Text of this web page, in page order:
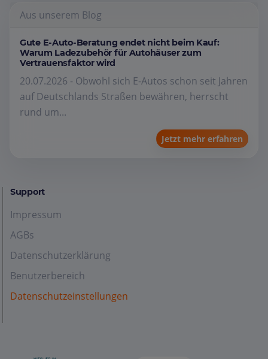
Aus unserem Blog
Gute E-Auto-Beratung endet nicht beim Kauf:
Warum Ladezubehör für Autohäuser zum
Vertrauensfaktor wird
20.07.2026 - Obwohl sich E-Autos schon seit Jahren
auf Deutschlands Straßen bewähren, herrscht
rund um...
Jetzt mehr erfahren
Support
Impressum
AGBs
Datenschutzerklärung
Benutzerbereich
Datenschutzeinstellungen